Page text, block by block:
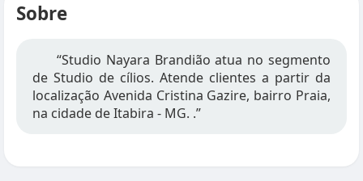
Sobre
“Studio Nayara Brandião atua no segmento
de Studio de cílios. Atende clientes a partir da
localização Avenida Cristina Gazire, bairro Praia,
na cidade de Itabira - MG. .”